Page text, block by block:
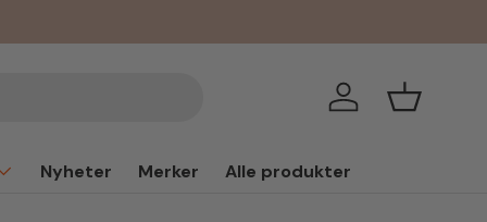
Logg inn
Nyheter Merker Alle produkter